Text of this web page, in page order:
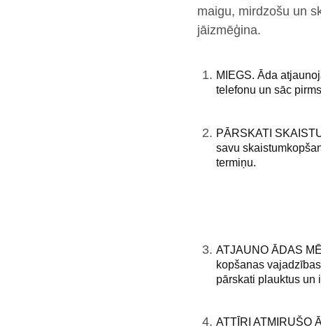
maigu, mirdzošu un
jāizmēģina.
MIEGS. Āda
telefonu un sāc
PĀRSKATI
savu
termiņu.
ATJAUNO ĀDAS
kopšanas
pārskati plauktus un
ATTĪRI ATMIRUŠO